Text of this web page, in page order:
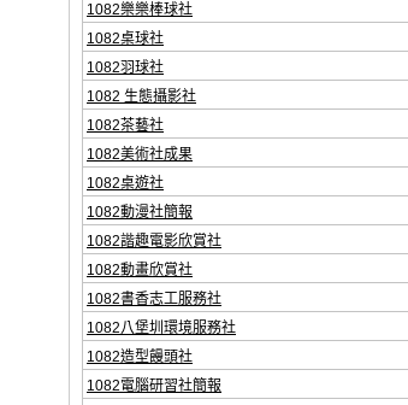
1082樂樂棒球社
1082桌球社
1082羽球社
1082 生態攝影社
1082茶藝社
1082美術社成果
1082桌遊社
1082動漫社簡報
1082諧趣電影欣賞社
1082動畫欣賞社
1082書香志工服務社
1082八堡圳環境服務社
1082造型饅頭社
1082電腦研習社簡報